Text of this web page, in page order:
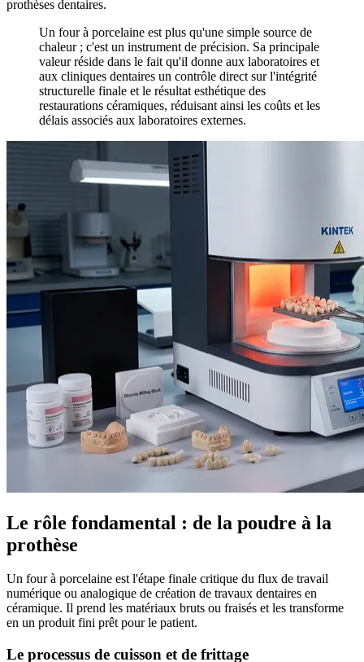
prothèses dentaires.
Un four à porcelaine est plus qu'une simple source de
chaleur ; c'est un instrument de précision. Sa principale
valeur réside dans le fait qu'il donne aux laboratoires et
aux cliniques dentaires un contrôle direct sur l'intégrité
structurelle finale et le résultat esthétique des
restaurations céramiques, réduisant ainsi les coûts et les
délais associés aux laboratoires externes.
Le rôle fondamental : de la poudre à la
prothèse
Un four à porcelaine est l'étape finale critique du flux de travail
numérique ou analogique de création de travaux dentaires en
céramique. Il prend les matériaux bruts ou fraisés et les transforme
en un produit fini prêt pour le patient.
Le processus de cuisson et de frittage